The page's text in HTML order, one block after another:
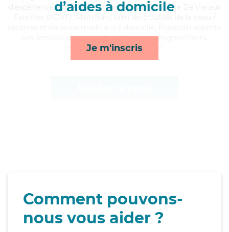
d’aides à domicile
Je m'inscris
d'expérience et possède un diplôme d'Assistante De Vie aux
ses services de toilette/habillage, compagnie/loisirs,
transports et lever/coucher*
Comment pouvons-
nous vous aider ?